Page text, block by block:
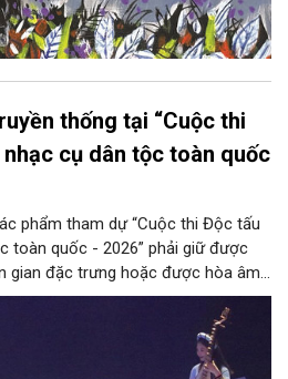
thống tại “Cuộc thi
cụ dân tộc toàn quốc
phẩm tham dự “Cuộc thi Độc tấu
toàn quốc - 2026” phải giữ được
gian đặc trưng hoặc được hòa âm,
điệu âm nhạc truyền thống Việt
diễn trực tiếp bằng nhạc cụ dân